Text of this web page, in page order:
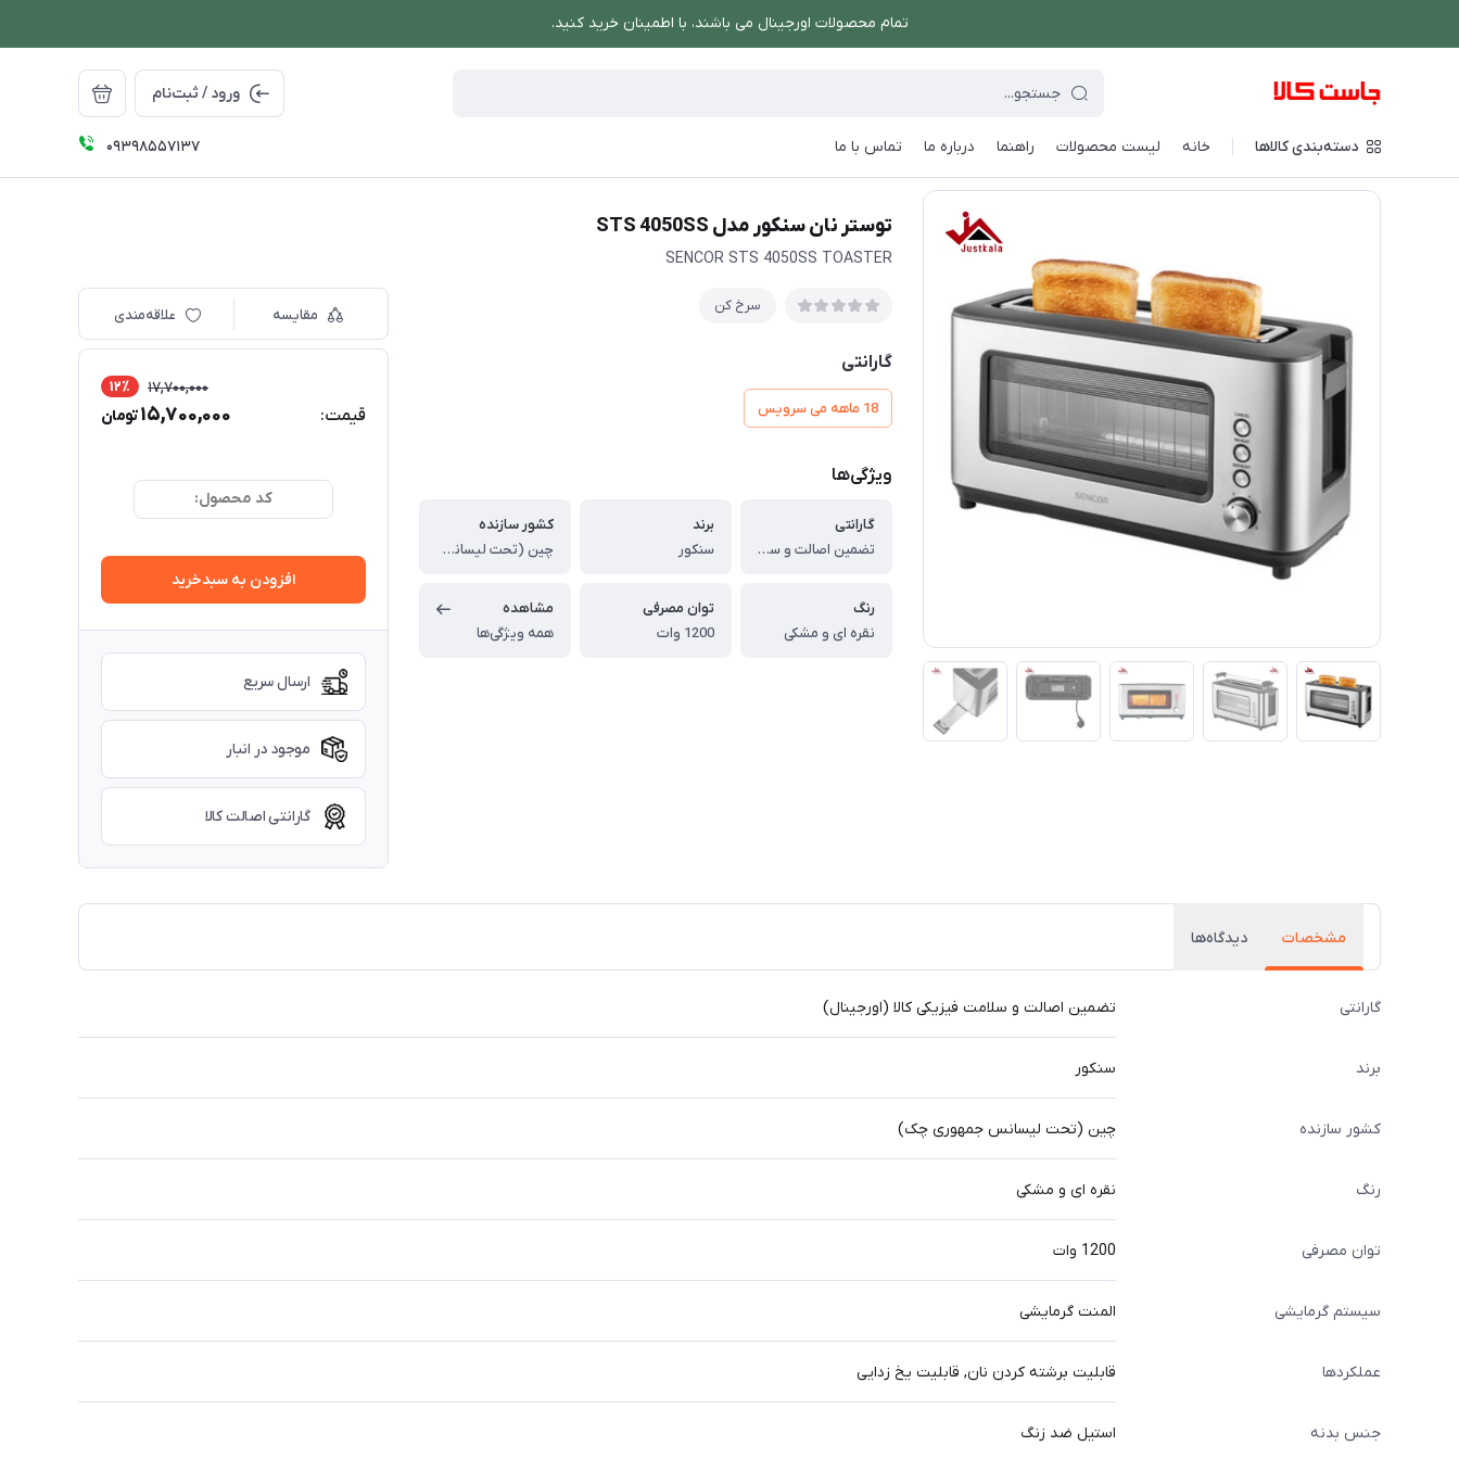
تمام محصولات اورجینال می باشند، با اطمینان خرید کنید.
ورود / ثبت‌نام
دسته‌بندی کالاها خانه لیست محصولات راهنما درباره ما تماس با ما 09398557137
فروشگاه اینترنتی جاست کالا پخت و پز سرخ کن توستر نان سنکور مدل STS 4050SS
توستر نان سنکور مدل STS 4050SS
SENCOR STS 4050SS TOASTER
سرخ کن
گارانتی
18 ماهه می سرویس
ویژگی‌ها
گارانتی
تضمین اصالت و سلامت فیزیکی کالا (اورجینال)
برند
سنکور
کشور سازنده
چین (تحت لیسانس جمهوری چک)
رنگ
نقره ای و مشکی
توان مصرفی
1200 وات
مشاهده
همه ویژگی‌ها
مقایسه علاقه‌مندی
قیمت:
17,700,000 12٪
15,700,000تومان
کد محصول:
افزودن به سبدخرید
ارسال سریع
موجود در انبار
گارانتی اصالت کالا
مشخصات دیدگاه‌ها
گارانتی تضمین اصالت و سلامت فیزیکی کالا (اورجینال)
برند سنکور
کشور سازنده چین (تحت لیسانس جمهوری چک)
رنگ نقره ای و مشکی
توان مصرفی 1200 وات
سیستم گرمایشی المنت گرمایشی
عملکردها قابلیت برشته کردن نان, قابلیت یخ زدایی
جنس بدنه استیل ضد زنگ